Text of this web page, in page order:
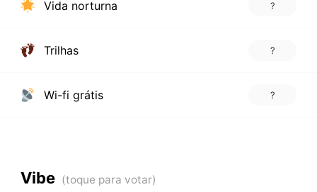
Vida norturna ?
Trilhas ?
Wi-fi grátis ?
Vibe